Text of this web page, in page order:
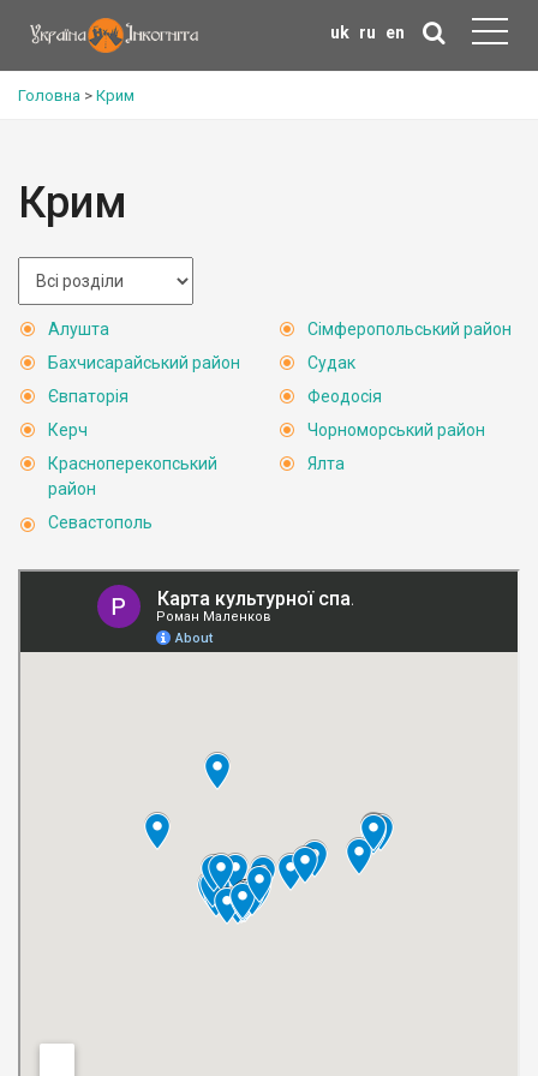
uk ru en
Головна > Крим
Крим
Алушта
Бахчисарайський район
Євпаторія
Керч
Красноперекопський
район
Севастополь
Сімферопольський район
Судак
Феодосія
Чорноморський район
Ялта